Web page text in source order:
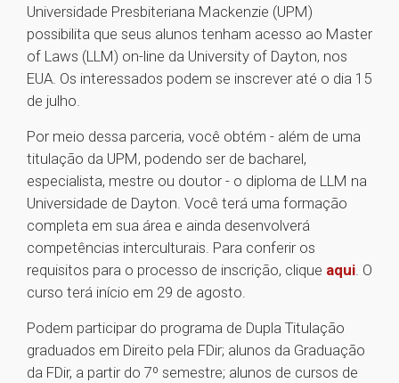
Universidade Presbiteriana Mackenzie (UPM)
possibilita que seus alunos tenham acesso ao Master
of Laws (LLM) on-line da University of Dayton, nos
EUA. Os interessados podem se inscrever até o dia 15
de julho.
Por meio dessa parceria, você obtém - além de uma
titulação da UPM, podendo ser de bacharel,
especialista, mestre ou doutor - o diploma de LLM na
Universidade de Dayton. Você terá uma formação
completa em sua área e ainda desenvolverá
competências interculturais. Para conferir os
requisitos para o processo de inscrição, clique aqui. O
curso terá início em 29 de agosto.
Podem participar do programa de Dupla Titulação
graduados em Direito pela FDir; alunos da Graduação
da FDir, a partir do 7º semestre; alunos de cursos de